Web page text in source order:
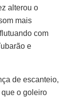
alterou o
mais
com
e
de escanteio,
o goleiro